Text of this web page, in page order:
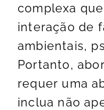
complexa
interação de
ambientais,
Portanto,
requer uma
inclua não